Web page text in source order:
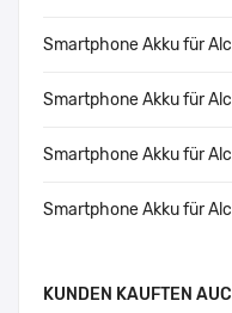
Smartphone Akku für
Smartphone Akku für
Smartphone Akku für
Smartphone Akku für
KUNDEN KAUFTEN